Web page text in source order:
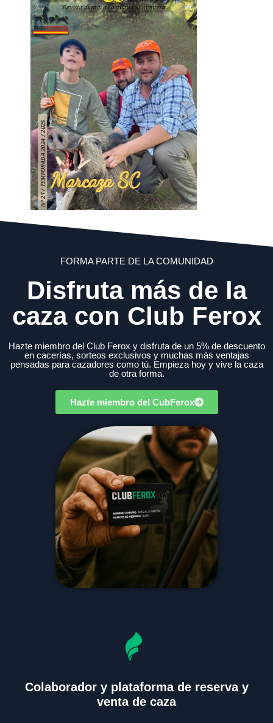
FORMA PARTE DE LA COMUNIDAD
Disfruta más de la
caza con Club Ferox
Hazte miembro del Club Ferox y disfruta de un 5% de descuento
en cacerías, sorteos exclusivos y muchas más ventajas
pensadas para cazadores como tú. Empieza hoy y vive la caza
de otra forma.
Hazte miembro del CubFerox
Colaborador y plataforma de reserva y
venta de caza